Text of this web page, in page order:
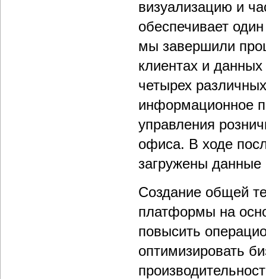
визуализацию и
обеспечивает
мы завершили
клиентах и данных
четырех
информационное
управления
офиса. В ходе
загружены данные
Создание общей
платформы на
повысить
оптимизировать